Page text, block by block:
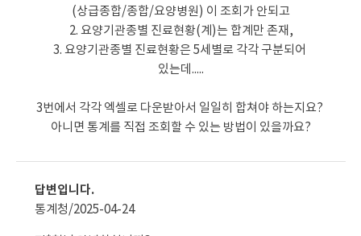
(상급종합/종합/요양병원) 이 조회가 안되고
2. 요양기관종별 진료현황(계)는 합계만 존재,
3. 요양기관종별 진료현황은 5세별로 각각 구분되어
있는데.....
3번에서 각각 엑셀로 다운받아서 일일히 합쳐야 하는지요?
아니면 통계를 직접 조회할 수 있는 방법이 있을까요?
답변입니다.
통계청/2025-04-24